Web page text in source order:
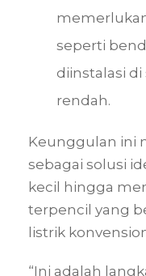
seperti
diinstalasi di
rendah.
Keunggulan ini
sebagai solusi
kecil hingga
terpencil yang
listrik
“Ini adalah